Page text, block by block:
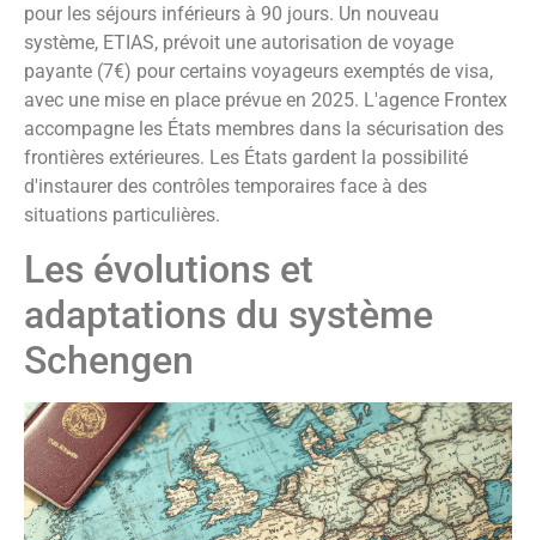
pour les séjours inférieurs à 90 jours. Un nouveau
système, ETIAS, prévoit une autorisation de voyage
payante (7€) pour certains voyageurs exemptés de visa,
avec une mise en place prévue en 2025. L'agence Frontex
accompagne les États membres dans la sécurisation des
frontières extérieures. Les États gardent la possibilité
d'instaurer des contrôles temporaires face à des
situations particulières.
Les évolutions et
adaptations du système
Schengen